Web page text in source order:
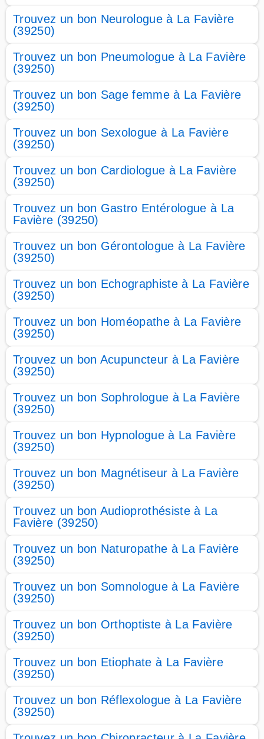
Trouvez un bon Neurologue à La Favière
(39250)
Trouvez un bon Pneumologue à La Favière
(39250)
Trouvez un bon Sage femme à La Favière
(39250)
Trouvez un bon Sexologue à La Favière
(39250)
Trouvez un bon Cardiologue à La Favière
(39250)
Trouvez un bon Gastro Entérologue à La
Favière (39250)
Trouvez un bon Gérontologue à La Favière
(39250)
Trouvez un bon Echographiste à La Favière
(39250)
Trouvez un bon Homéopathe à La Favière
(39250)
Trouvez un bon Acupuncteur à La Favière
(39250)
Trouvez un bon Sophrologue à La Favière
(39250)
Trouvez un bon Hypnologue à La Favière
(39250)
Trouvez un bon Magnétiseur à La Favière
(39250)
Trouvez un bon Audioprothésiste à La
Favière (39250)
Trouvez un bon Naturopathe à La Favière
(39250)
Trouvez un bon Somnologue à La Favière
(39250)
Trouvez un bon Orthoptiste à La Favière
(39250)
Trouvez un bon Etiophate à La Favière
(39250)
Trouvez un bon Réflexologue à La Favière
(39250)